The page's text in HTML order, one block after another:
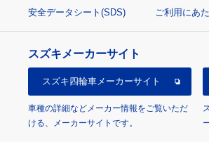
安全データシート(SDS) ご利用にあ
スズキメーカーサイト
スズキ四輪車メーカーサイト
車種の詳細などメーカー情報をご覧いただ
ける、メーカーサイトです。